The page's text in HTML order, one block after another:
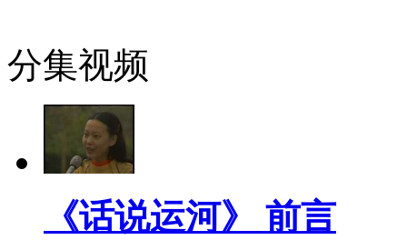
分集视频
《话说运河》 前言